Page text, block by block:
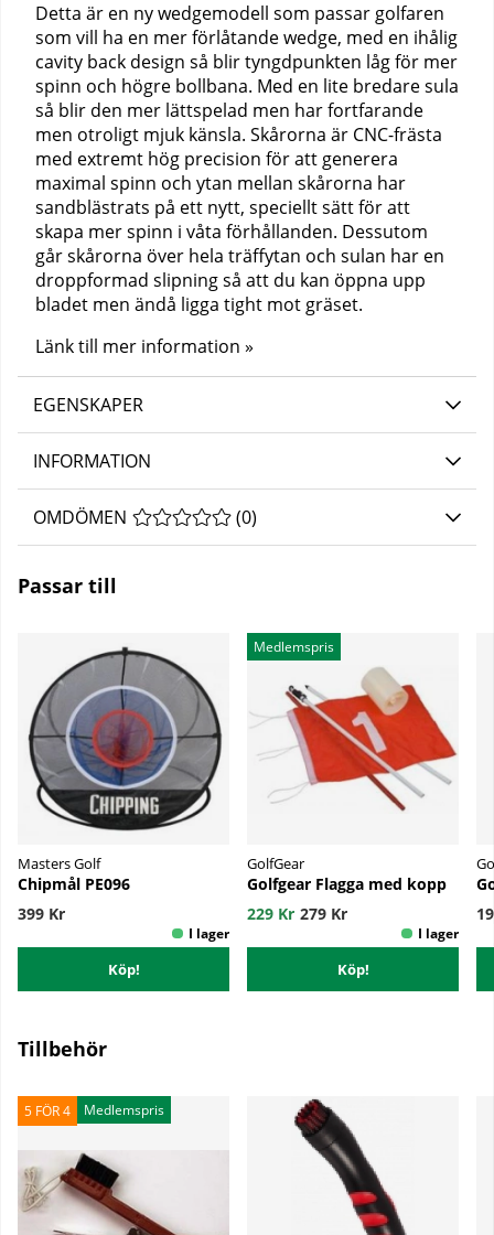
Detta är en ny wedgemodell som passar golfaren
som vill ha en mer förlåtande wedge, med en ihålig
cavity back design så blir tyngdpunkten låg för mer
spinn och högre bollbana. Med en lite bredare sula
så blir den mer lättspelad men har fortfarande
men otroligt mjuk känsla. Skårorna är CNC-frästa
med extremt hög precision för att generera
maximal spinn och ytan mellan skårorna har
sandblästrats på ett nytt, speciellt sätt för att
skapa mer spinn i våta förhållanden. Dessutom
går skårorna över hela träffytan och sulan har en
droppformad slipning så att du kan öppna upp
bladet men ändå ligga tight mot gräset.
Länk till mer information »
EGENSKAPER
INFORMATION
OMDÖMEN MEDELBETYG 0 AV 5 ANTAL BETYG 0
(0)
Passar till
Masters Golf
Chipmål PE096
399 Kr
Köp!
Medlemspris
GolfGear
Golfgear Flagga med kopp
229 Kr 279 Kr
Köp!
Tillbehör
5 FÖR 4 Medlemspris